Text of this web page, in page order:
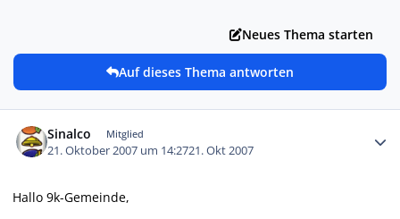
Neues Thema starten
Auf dieses Thema antworten
Sinalco Mitglied
21. Oktober 2007 um 14:2721. Okt 2007
Hallo 9k-Gemeinde,